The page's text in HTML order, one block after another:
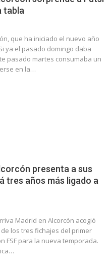
tabla
que ha iniciado el nuevo año
ya el pasado domingo daba
pasado martes consumaba un
en la…
presenta a sus
tres años más ligado a
Madrid en Alcorcón acogió
los tres fichajes del primer
FSF para la nueva temporada.